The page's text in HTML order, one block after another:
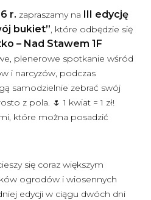
r. zapraszamy na III edycję
bukiet”, które odbędzie się
– Nad Stawem 1F
plenerowe spotkanie wśród
i narcyzów, podczas
samodzielnie zebrać swój
z pola. 🌷 1 kwiat = 1 zł!
które można posadzić
się coraz większym
ogrodów i wiosennych
edycji w ciągu dwóch dni